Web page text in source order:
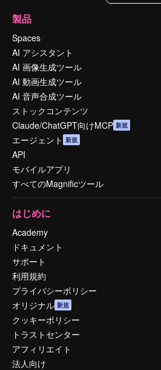
製品
Spaces
AI アシスタント
AI 画像生成ツール
AI 動画生成ツール
AI 音声合成ツール
ストックコンテンツ
Claude/ChatGPT向けMCP 新規
エージェント 新規
API
モバイルアプリ
すべてのMagnificツール
はじめに
Academy
ドキュメント
サポート
利用規約
プライバシーポリシー
オリジナル 新規
クッキーポリシー
トラストセンター
アフィリエイト
法人向け